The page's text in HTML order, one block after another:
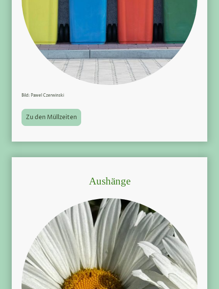
Bild: Pawel Czerwinski
Zu den Müllzeiten
Aushänge